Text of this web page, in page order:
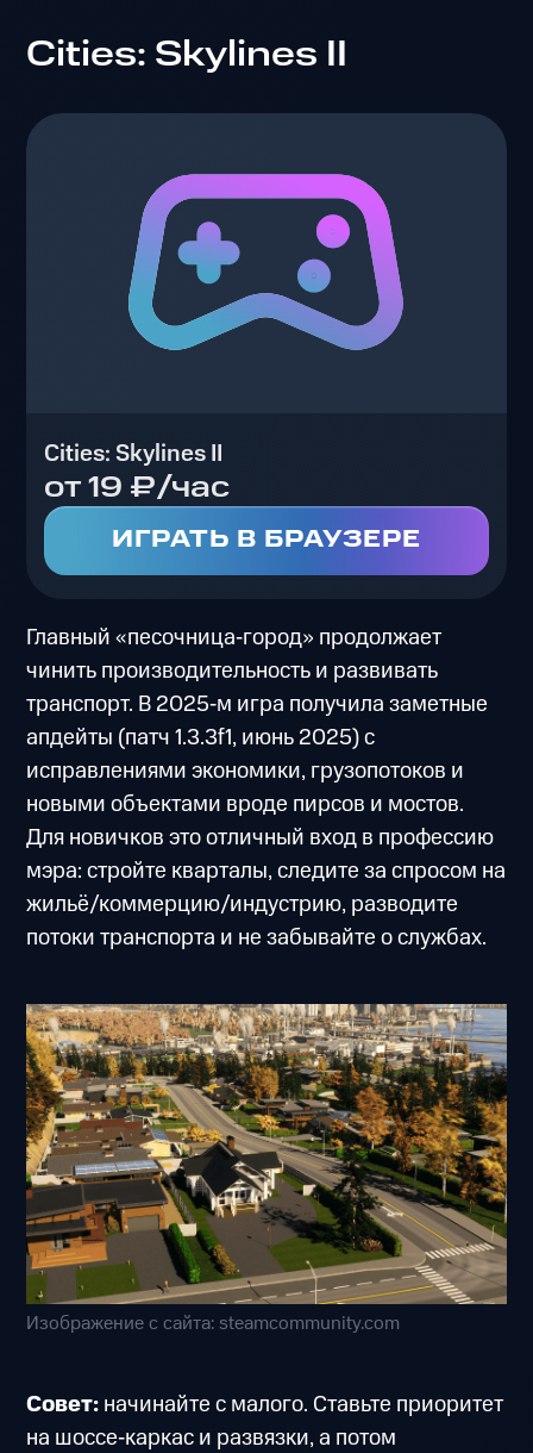
Cities: Skylines II
Cities: Skylines II
от 19 ₽/час
ИГРАТЬ В БРАУЗЕРЕ
Главный «песочница‑город» продолжает
чинить производительность и развивать
транспорт. В 2025‑м игра получила заметные
апдейты (патч 1.3.3f1, июнь 2025) с
исправлениями экономики, грузопотоков и
новыми объектами вроде пирсов и мостов.
Для новичков это отличный вход в профессию
мэра: стройте кварталы, следите за спросом на
жильё/коммерцию/индустрию, разводите
потоки транспорта и не забывайте о службах.
Изображение с сайта: steamcommunity.com
Совет:начинайте с малого. Ставьте приоритет
на шоссе‑каркас и развязки, а потом